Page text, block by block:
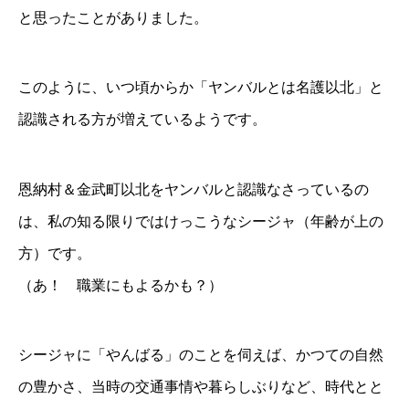
と思ったことがありました。
このように、いつ頃からか「ヤンバルとは名護以北」と
認識される方が増えているようです。
恩納村＆金武町以北をヤンバルと認識なさっているの
は、私の知る限りではけっこうなシージャ（年齢が上の
方）です。
（あ！ 職業にもよるかも？）
シージャに「やんばる」のことを伺えば、かつての自然
の豊かさ、当時の交通事情や暮らしぶりなど、時代とと